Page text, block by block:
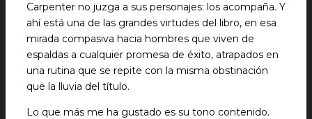
Carpenter no juzga a sus personajes: los acompaña. Y
ahí está una de las grandes virtudes del libro, en esa
mirada compasiva hacia hombres que viven de
espaldas a cualquier promesa de éxito, atrapados en
una rutina que se repite con la misma obstinación
que la lluvia del título.
Lo que más me ha gustado es su tono contenido.